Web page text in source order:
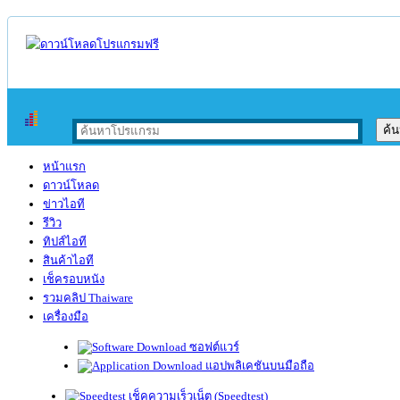
หน้าแรก
ดาวน์โหลด
ข่าวไอที
รีวิว
ทิปส์ไอที
สินค้าไอที
เช็ครอบหนัง
รวมคลิป Thaiware
เครื่องมือ
ซอฟต์แวร์
แอปพลิเคชันบนมือถือ
เช็คความเร็วเน็ต (Speedtest)